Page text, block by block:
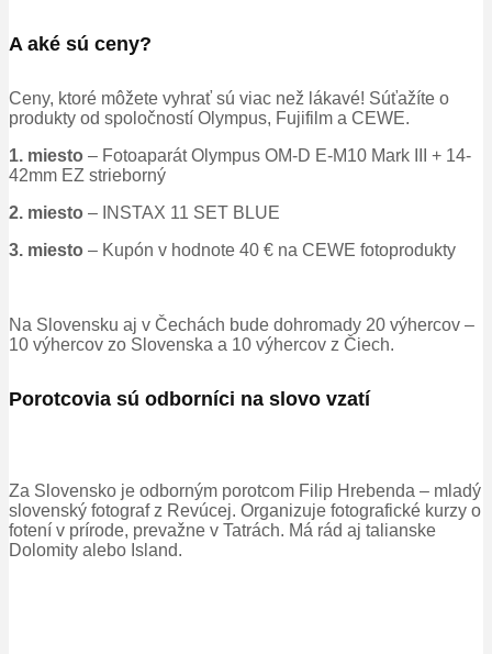
A aké sú ceny?
Ceny, ktoré môžete vyhrať sú viac než lákavé! Súťažíte o
produkty od spoločností Olympus, Fujifilm a CEWE.
1. miesto – Fotoaparát Olympus OM-D E-M10 Mark III + 14-
42mm EZ strieborný
2. miesto – INSTAX 11 SET BLUE
3. miesto – Kupón v hodnote 40 € na CEWE fotoprodukty
Na Slovensku aj v Čechách bude dohromady 20 výhercov –
10 výhercov zo Slovenska a 10 výhercov z Čiech.
Porotcovia sú odborníci na slovo vzatí
Za Slovensko je odborným porotcom Filip Hrebenda – mladý
slovenský fotograf z Revúcej. Organizuje fotografické kurzy o
fotení v prírode, prevažne v Tatrách. Má rád aj talianske
Dolomity alebo Island.